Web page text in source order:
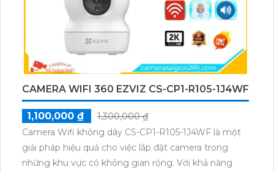
CAMERA WIFI 360 EZVIZ CS-CP1-R105-1J4WF
1,100,000 ₫
1,300,000 ₫
Camera Wifi không dây CS-CP1-R105-1J4WF là một
giải pháp hiệu quả cho việc lắp đặt camera trong
những khu vực có không gian rộng. Với khả năng